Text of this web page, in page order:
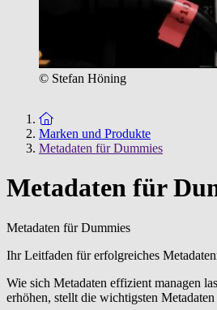
© Stefan Höning
Zur Startseite
Marken und Produkte
Metadaten für Dummies
Metadaten für
Metadaten für Dummies
Ihr Leitfaden für erfolgreiches
Wie sich Metadaten effizient managen
erhöhen, stellt die wichtigsten